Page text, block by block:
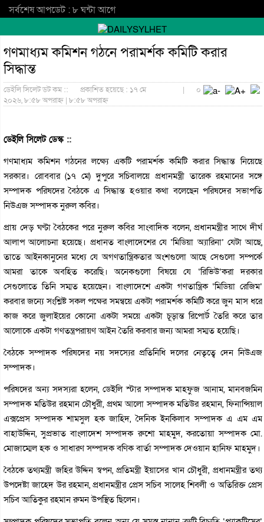
সর্বশেষ আপডেট : ৮ ঘন্টা আগে
গণমাধ্যম কমিশন গঠনে পরামর্শক কমিটি করার
সিদ্ধান্ত
ডেইলি সিলেট ডট কম ::
প্রকাশিত হয়েছে : ১৭ মে
২০২৬, ৮:৫৮ অপরাহ্ন | ৮:৫৮ অপরাহ্ন
| ০
ডেইলি সিলেট ডেস্ক ::
গণমাধ্যম কমিশন গঠনের লক্ষ্যে একটি পরামর্শক কমিটি করার সিদ্ধান্ত নিয়েছে
সরকার। রোববার (১৭ মে) দুপুরে সচিবালয়ে প্রধানমন্ত্রী তারেক রহমানের সঙ্গে
সম্পাদক পরিষদের বৈঠকে এ সিদ্ধান্ত হওয়ার কথা বলেছেন পরিষদের সভাপতি
নিউএজ সম্পাদক নুরুল কবির।
প্রায় দেড় ঘণ্টা বৈঠকের পরে নুরুল কবির সাংবাদিক বলেন, প্রধানমন্ত্রীর সাথে দীর্ঘ
আলাপ আলোচনা হয়েছে। প্রধানত বাংলাদেশের যে ‘মিডিয়া অ্যারিনা’ যেটা আছে,
তাতে আইনকানুনের মধ্যে যে অগণতান্ত্রিকতার অংশগুলো আছে সেগুলো সম্পর্কে
আমরা তাকে অবহিত করেছি। অনেকগুলো বিষয়ে যে ‘রিভিউ’করা দরকার
সেগুলোতে তিনি সম্মত হয়েছেন। বাংলাদেশে একটা গণতান্ত্রিক ‘মিডিয়া রেজিম’
করবার জন্যে সংশ্লিষ্ট সকল পক্ষের সমন্বয়ে একটা পরামর্শক কমিটি করে জুন মাস ধরে
কাজ করে জুলাইয়ের কোনো একটা সময়ে একটা চূড়ান্ত রিপোর্ট তৈরি করে তার
আলোকে একটা গণতন্ত্রপরায়ণ আইন তৈরি করবার জন্য আমরা সম্মত হয়েছি।
বৈঠকে সম্পাদক পরিষদের নয় সদস্যের প্রতিনিধি দলের নেতৃত্বে দেন নিউএজ
সম্পাদক।
পরিষদের অন্য সদস্যরা হলেন, ডেইলি স্টার সম্পাদক মাহফুজ আনাম, মানবজমিন
সম্পাদক মতিউর রহমান চৌধুরী, প্রথম আলো সম্পাদক মতিউর রহমান, ফিনান্সিয়াল
এক্সপ্রেস সম্পাদক শামসুল হক জাহিদ, দৈনিক ইনকিলাব সম্পাদক এ এম এম
বাহাউদ্দিন, সুপ্রভাত বাংলাদেশ সম্পাদক রুশো মাহমুদ, করতোয়া সম্পাদক মো.
মোজাম্মেল হক ও সাধারণ সম্পাদক বণিক বার্তা সম্পাদক দেওয়ান হানিফ মাহমুদ।
বৈঠকে তথ্যমন্ত্রী জহির উদ্দিন স্বপন, প্রতিমন্ত্রী ইয়াসের খান চৌধুরী, প্রধানমন্ত্রীর তথ্য
উপদেষ্টা জাহেদ উর রহমান, প্রধানমন্ত্রীর প্রেস সচিব সালেহ শিবলী ও অতিরিক্ত প্রেস
সচিব আতিকুর রহমান রুমন উপস্থিত ছিলেন।